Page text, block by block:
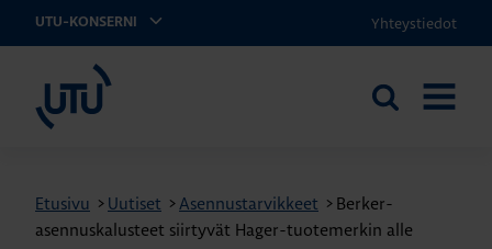
UTU-KONSERNI Yhteystiedot
Etsi
Etusivu > Uutiset >Asennustarvikkeet > Berker-
asennuskalusteet siirtyvät Hager-tuotemerkin alle